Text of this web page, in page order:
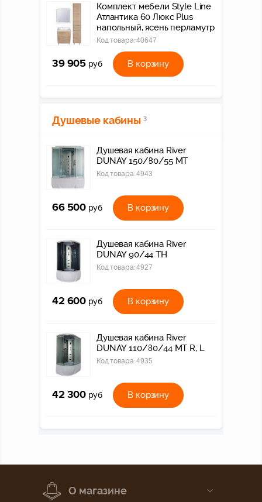
Комплект мебели Style Line
Атлантика 60 Люкс Plus
напольный, ясень перламутр
Код товара:40647
39 905 руб В корзину
Душевые кабины 3
Душевая кабина River
DUNAY 150/80/55 МТ
Код товара:4943
66 500 руб В корзину
Душевая кабина River
DUNAY 90/44 ТН
Код товара:4927
42 600 руб В корзину
Душевая кабина River
DUNAY 110/80/44 МТ R, L
Код товара:4935
42 300 руб В корзину
О магазине